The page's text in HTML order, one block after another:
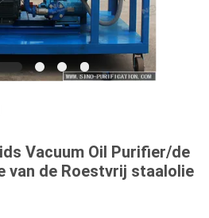
Vacuum Oil Purifier/de
van de Roestvrij staalolie